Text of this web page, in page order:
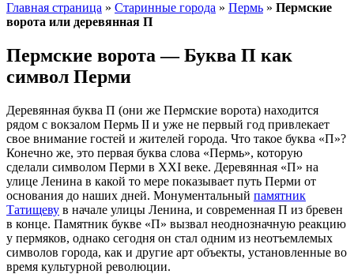
Главная страница » Старинные города » Пермь » Пермские
ворота или деревянная П
Пермские ворота — Буква П как
символ Перми
Деревянная буква П (они же Пермские ворота) находится
рядом с вокзалом Пермь II и уже не первый год привлекает
свое внимание гостей и жителей города. Что такое буква «П»?
Конечно же, это первая буква слова «Пермь», которую
сделали символом Перми в XXI веке. Деревянная «П» на
улице Ленина в какой то мере показывает путь Перми от
основания до наших дней. Монументальный памятник
Татищеву в начале улицы Ленина, и современная П из бревен
в конце. Памятник букве «П» вызвал неоднозначную реакцию
у пермяков, однако сегодня он стал одним из неотъемлемых
символов города, как и другие арт объекты, установленные во
время культурной революции.